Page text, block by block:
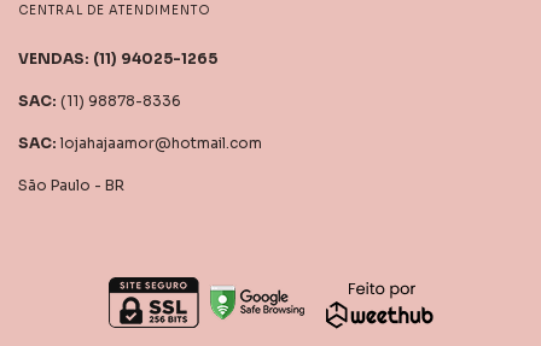
CENTRAL DE ATENDIMENTO
(11) 98878-8336
lojahajaamor@hotmail.com
São Paulo - BR